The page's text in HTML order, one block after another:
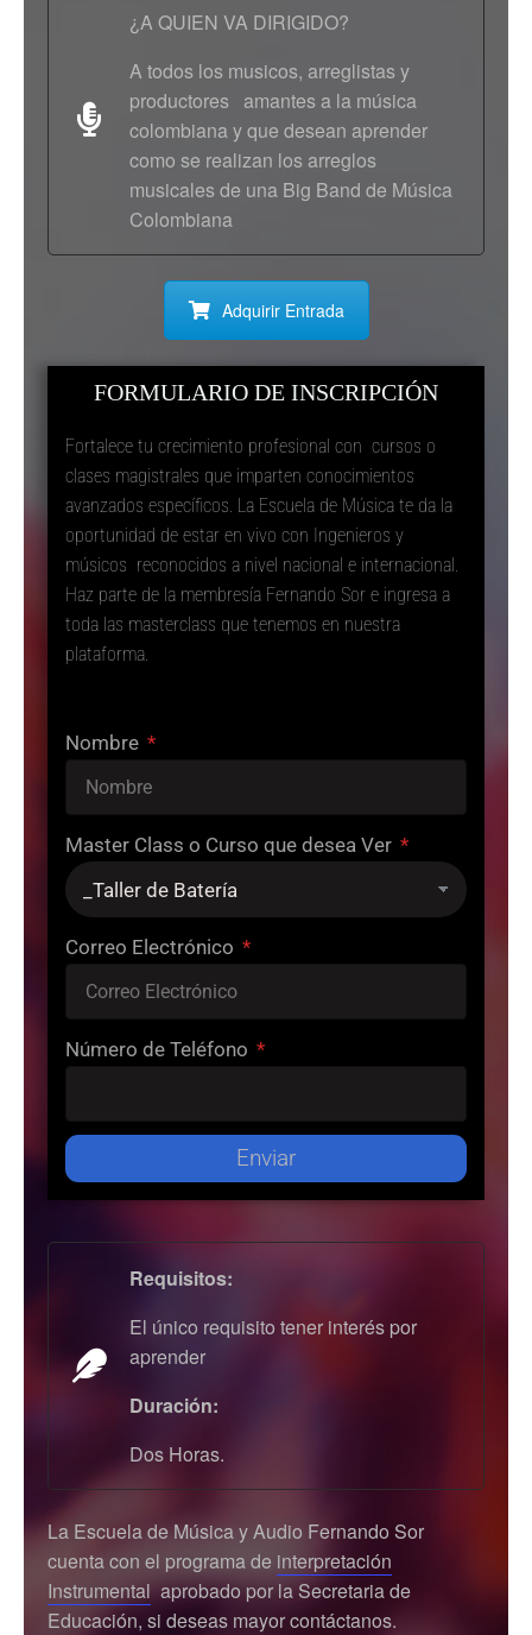
¿A QUIEN VA DIRIGIDO?
A todos los musicos, arreglistas y
productores amantes a la música
colombiana y que desean aprender
como se realizan los arreglos
musicales de una Big Band de Música
Colombiana
Adquirir Entrada
FORMULARIO DE INSCRIPCIÓN
Fortalece tu crecimiento profesional con cursos o
clases magistrales que imparten conocimientos
avanzados específicos. La Escuela de Música te da la
oportunidad de estar en vivo con Ingenieros y
músicos reconocidos a nivel nacional e internacional.
Haz parte de la membresía Fernando Sor e ingresa a
toda las masterclass que tenemos en nuestra
plataforma.
Nombre
Master Class o Curso que desea Ver
Correo Electrónico
Número de Teléfono
Enviar
Requisitos:
El único requisito tener interés por
aprender
Duración:
Dos Horas.
La Escuela de Música y Audio Fernando Sor
cuenta con el programa de interpretación
Instrumentalaprobado por la Secretaria de
Educación, si deseas mayor contáctanos.